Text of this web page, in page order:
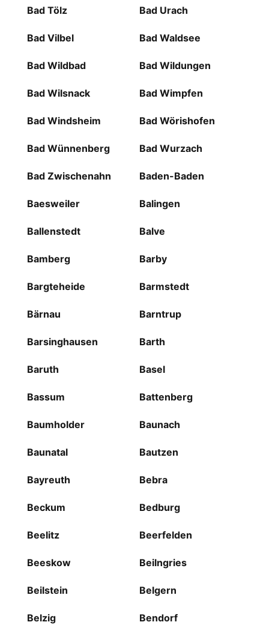
Bad Tölz Bad Urach
Bad Vilbel Bad Waldsee
Bad Wildbad Bad Wildungen
Bad Wilsnack Bad Wimpfen
Bad Windsheim Bad Wörishofen
Bad Wünnenberg Bad Wurzach
Bad Zwischenahn Baden-Baden
Baesweiler Balingen
Ballenstedt Balve
Bamberg Barby
Bargteheide Barmstedt
Bärnau Barntrup
Barsinghausen Barth
Baruth Basel
Bassum Battenberg
Baumholder Baunach
Baunatal Bautzen
Bayreuth Bebra
Beckum Bedburg
Beelitz Beerfelden
Beeskow Beilngries
Beilstein Belgern
Belzig Bendorf